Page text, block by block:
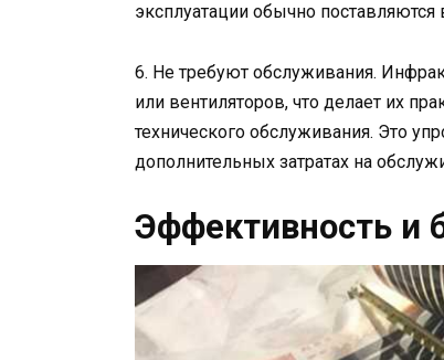
эксплуатации обычно
6. Не требуют обслуживания.
или вентиляторов, что делает их
технического обслуживания. Это
дополнительных затратах на
Эффективность и